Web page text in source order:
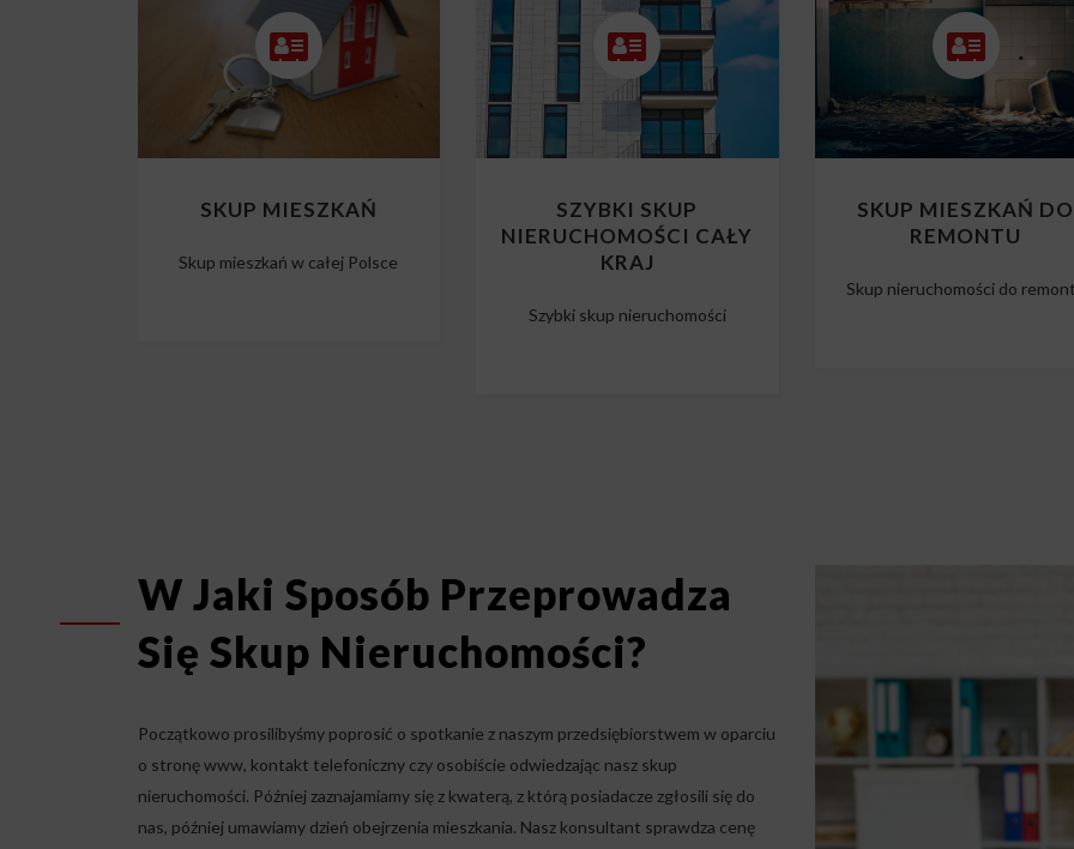
SKUP MIESZKAŃ
Skup mieszkań w całej Polsce
SZYBKI SKUP
NIERUCHOMOŚCI CAŁY
KRAJ
Szybki skup nieruchomości
SKUP MIESZKAŃ DO
REMONTU
Skup nieruchomości do
W Jaki Sposób Przeprowadza
Się Skup Nieruchomości?
Początkowo prosilibyśmy poprosić o spotkanie z naszym przedsiębiorstwem w oparciu
o stronę www, kontakt telefoniczny czy osobiście odwiedzając nasz skup
nieruchomości. Później zaznajamiamy się z kwaterą, z którą posiadacze zgłosili się do
nas, później umawiamy dzień obejrzenia mieszkania. Nasz konsultant sprawdza cenę